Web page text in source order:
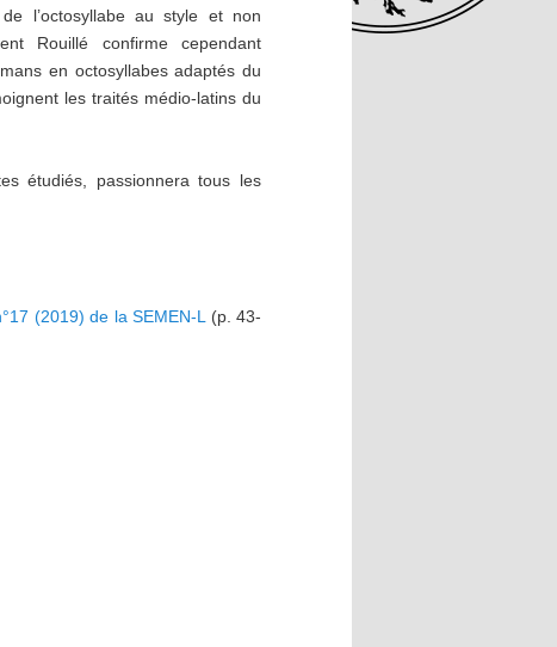
l’octosyllabe au style et non
Rouillé confirme cependant
en octosyllabes adaptés du
les traités médio-latins du
étudiés, passionnera tous les
(2019) de la SEMEN-L(p. 43-